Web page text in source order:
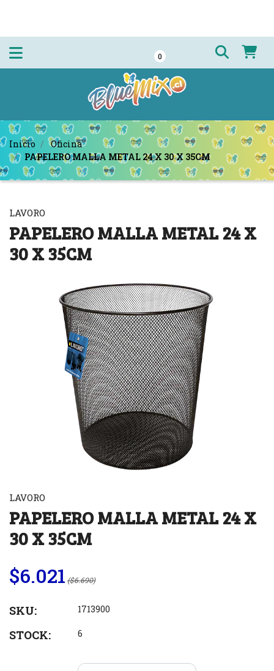
0
Inicio
Oficina
PAPELERO MALLA METAL 24 X 30 X 35CM
LAVORO
PAPELERO MALLA METAL 24 X
30 X 35CM
LAVORO
PAPELERO MALLA METAL 24 X
30 X 35CM
$6.021 ($6.690)
SKU: 1713900
STOCK: 6